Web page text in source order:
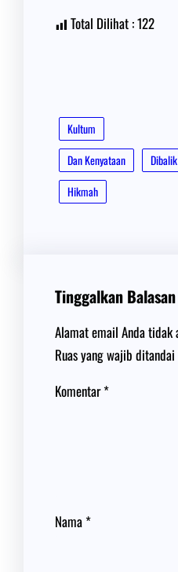
Total Dilihat :122
Kultum
Dan Kenyataan
Hikmah
Tinggalkan Balasan
Alamat email Anda tidak
Ruas yang wajib ditandai
Komentar*
Nama *